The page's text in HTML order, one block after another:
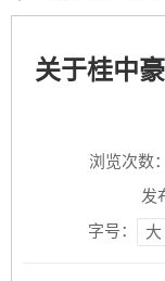
关于桂中
浏览次数：
发
字号：
大